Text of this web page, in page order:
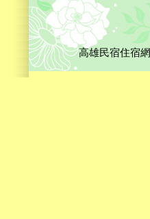
高雄民宿住宿網